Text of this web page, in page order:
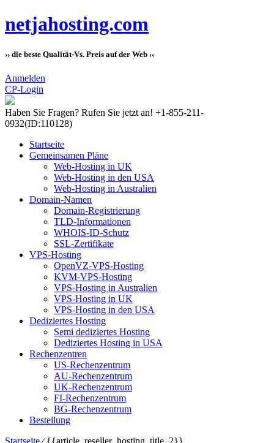
netjahosting.com
›› die beste Qualität-Vs. Preis auf der Web ‹‹
Anmelden
CP-Login
Haben Sie Fragen? Rufen Sie jetzt an! +1-855-211-
0932(ID:110128)
Startseite
Gemeinsamen Pläne
Web-Hosting in UK
Web-Hosting in den USA
Web-Hosting in Australien
Domain-Namen
Domain-Registrierung
TLD-Informationen
WHOIS-ID-Schutz
SSL-Zertifikate
VPS-Hosting
OpenVZ-VPS-Hosting
KVM-VPS-Hosting
VPS-Hosting in Australien
VPS-Hosting in UK
VPS-Hosting in den USA
Dediziertes Hosting
Semi dediziertes Hosting
Dediziertes Hosting in USA
Rechenzentren
US-Rechenzentrum
AU-Rechenzentrum
UK-Rechenzentrum
FI-Rechenzentrum
BG-Rechenzentrum
Bestellung
Startseite⁄{{article_reseller_hosting_title_2}}